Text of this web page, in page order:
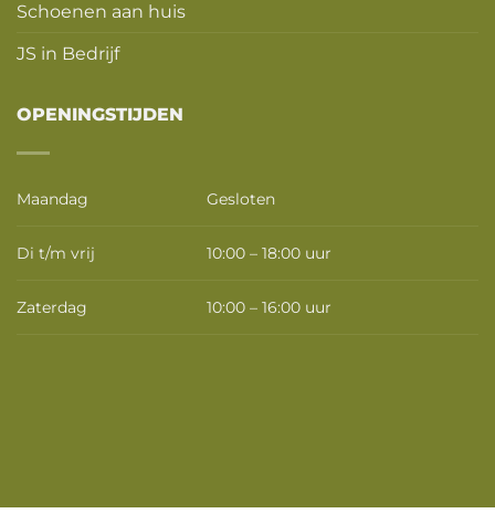
Schoenen aan huis
JS in Bedrijf
OPENINGSTIJDEN
Maandag Gesloten
Di t/m vrij 10:00 – 18:00 uur
Zaterdag 10:00 – 16:00 uur